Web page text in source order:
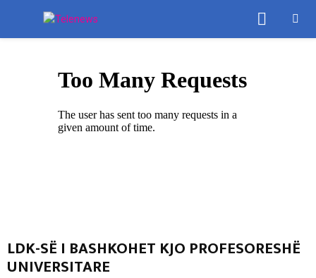
LDK-SË I BASHKOHET KJO PROFESORESHË
UNIVERSITARE